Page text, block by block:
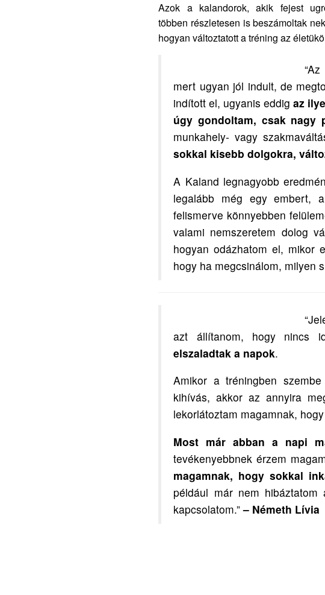
Azok a kalandorok, akik fejest
többen részletesen is beszámoltak
hogyan változtatott a tréning az
mert ugyan jól indult, de
indított el, ugyanis eddigaz
úgy gondoltam, csak nagy
munkahely- vagy
sokkal kisebb dolgokra,
A Kaland legnagyobb
legalább még egy embert,
felismerve könnyebben
valami nemszeretem dolog
hogyan odázhatom el, mikor
hogy ha megcsinálom, milyen
azt állítanom, hogy nincs
elszaladtak a napok.
Amikor a tréningben
kihívás, akkor az annyira
lekorlátoztam magamnak,
Most már abban a napi
tevékenyebbnek érzem
magamnak, hogy sokkal
például már nem
kapcsolatom.”– Németh Lívia